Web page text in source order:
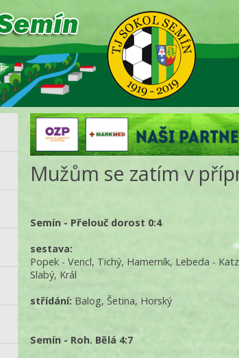
Mužům se zatím v
Semín - Přelouč dorost 0:4
sestava:
Popek - Vencl, Tichý, Hamerník, Lebeda -
Slabý, Král
střídání: Balog, Šetina, Horský
Semín - Roh. Bělá 4:7